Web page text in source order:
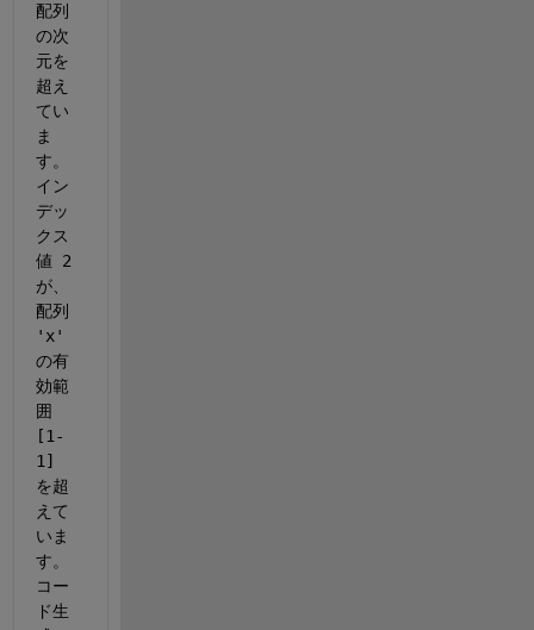
配列
の次
元を
超え
てい
ま
す。
イン
デッ
クス
値 2
が、
配列
'x'
の有
効範
囲
[1-
1]
を超
えて
いま
す。
コー
ド生